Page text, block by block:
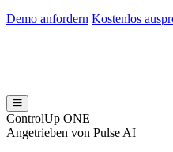
Demo anfordern Kostenlos
ControlUp ONE
Angetrieben von Pulse AI